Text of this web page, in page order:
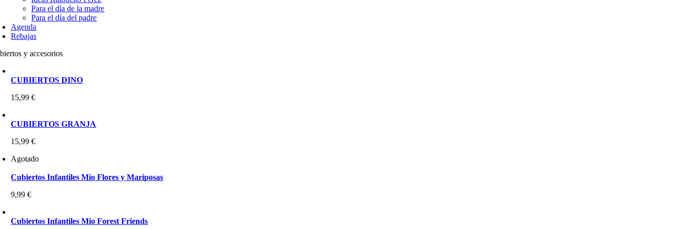
Para el día de la madre
Para el día del padre
Agenda
Rebajas
y accesorios
CUBIERTOS DINO
15,99€
CUBIERTOS GRANJA
15,99€
Agotado
Cubiertos Infantiles Mio Flores y Mariposas
9,99€
Cubiertos Infantiles Mio Forest Friends